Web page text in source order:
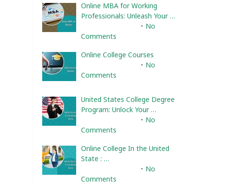
Online MBA for Working
Professionals: Unleash Your …
No
Comments
Online College Courses
No
Comments
United States College Degree
Program: Unlock Your …
No
Comments
Online College In the United
State : …
No
Comments